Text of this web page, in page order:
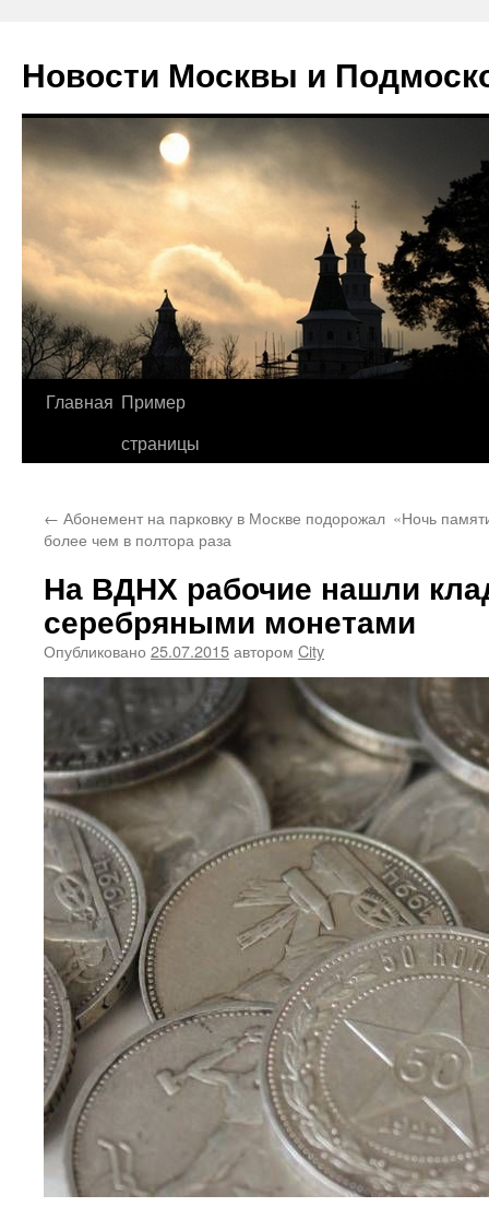
Новости Москвы и
Перейти
Главная Пример
страницы
← Абонемент на парковку в Москве подорожал
более чем в полтора раза
«Ночь
На ВДНХ рабочие нашли
серебряными монетами
Опубликовано 25.07.2015автором City